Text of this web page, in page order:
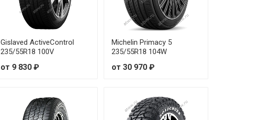
Gislaved ActiveControl
235/55R18 100V
от 9 830 ₽
Michelin Primacy 5
235/55R18 104W
от 30 970 ₽